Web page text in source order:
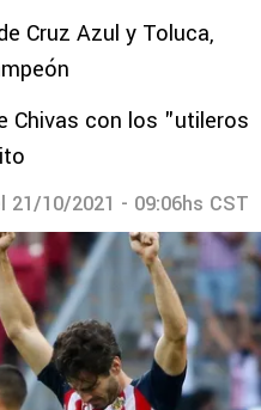
Cruz Azul y Toluca,
Chivas con los "utileros
21/10/2021 - 09:06hs CST